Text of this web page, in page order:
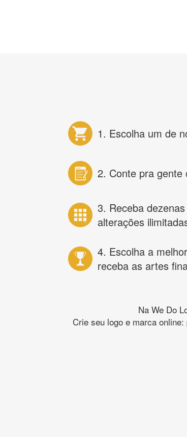
1. Escolha um de
2. Conte pra gente
3. Receba
alterações
4. Escolha a
receba as artes
Na We Do
Crie seu logo e marca